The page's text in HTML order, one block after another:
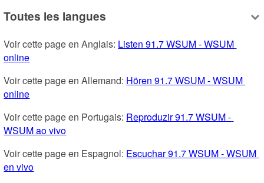
Toutes les langues
Voir cette page en Anglais: Listen 91.7 WSUM - WSUM
online
Voir cette page en Allemand: Hören 91.7 WSUM - WSUM
online
Voir cette page en Portugais: Reproduzir 91.7 WSUM -
WSUM ao vivo
Voir cette page en Espagnol: Escuchar 91.7 WSUM - WSUM
en vivo